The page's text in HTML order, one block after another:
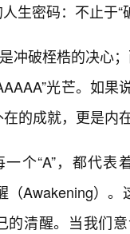
生密码：不止于“
冲破桎梏的决心
光芒。如果
的成就，更是内
一个“A”，都代
（Awakening）
的清醒。当我们